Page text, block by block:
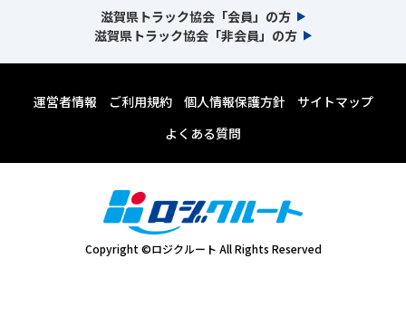
滋賀県トラック協会「会員」の方
滋賀県トラック協会「非会員」の方
運営者情報 ご利用規約 個人情報保護方針
サイトマップ
よくある質問
Copyright ©ロジクルート All Rights Reserved